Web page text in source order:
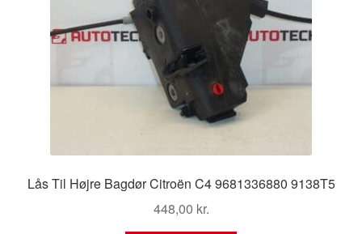
Lås Til Højre Bagdør Citroën C4 9681336880 9138T5
448,00 kr.